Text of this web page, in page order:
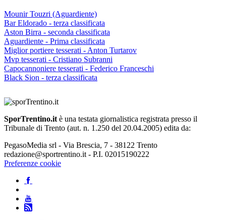
Mounir Touzri (Aguardiente)
Bar Eldorado - terza classificata
Aston Birra - seconda classificata
Aguardiente - Prima classificata
Miglior portiere tesserati - Anton Turtarov
Mvp tesserati - Cristiano Subranni
Capocannoniere tesserati - Federico Franceschi
Black Sion - terza classificata
SporTrentino.it è una testata giornalistica registrata presso il
Tribunale di Trento (aut. n. 1.250 del 20.04.2005) edita da:
PegasoMedia srl - Via Brescia, 7 - 38122 Trento
redazione@sportrentino.it - P.I. 02015190222
Preferenze cookie